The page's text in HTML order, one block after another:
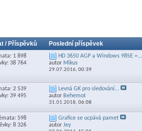
/ Příspěvků Poslední příspěvek
1 898
38 764
HD 3650 AGP a Windows 98SE =...
autor Mikus
29.07.2016, 00:39
2 539
39 495
Levná GK pro sledování...
autor Behemot
31.01.2018, 06:08
598
8 326
Grafice se ucpává pamet
autor Jey